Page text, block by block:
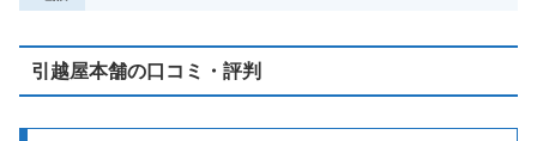
引越屋本舗の口コミ・評判